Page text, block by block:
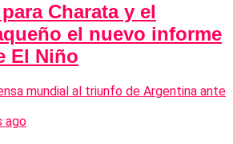
Charata y el
el nuevo informe
El Niño
ago